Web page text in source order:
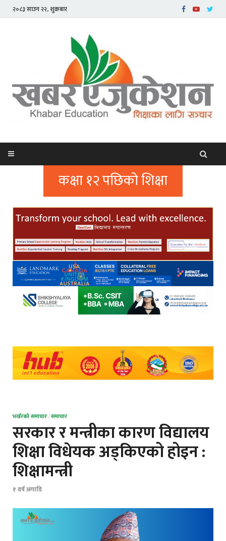
२०८३ साउन २२, शुक्रबार
कक्षा १२ पछिको शिक्षा
भर्खरको समाचार/समाचार
सरकार र मन्त्रीका कारण विद्यालय
शिक्षा विधेयक अड्किएको होइन :
शिक्षामन्त्री
१ वर्ष अगाडि